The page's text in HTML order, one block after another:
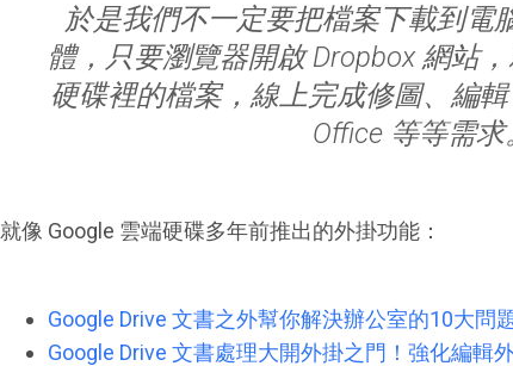
於是我們不一定要把檔案下載到電
體，只要瀏覽器開啟 Dropbox 網站
硬碟裡的檔案，線上完成修圖、編
Office 等等需求
就像 Google 雲端硬碟多年前推出的外掛功能：
Google Drive 文書之外幫你解決辦公室的10大問
Google Drive 文書處理大開外掛之門！強化編輯